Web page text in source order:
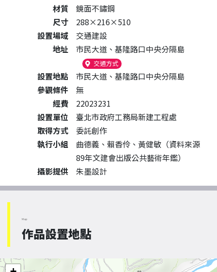
材質
鏡面不鏽鋼
尺寸
288×216×510
設置場域
交通建設
地址
市民大道、基隆路口中央分隔島
交通方式（另開新視窗）
設置地點
市民大道、基隆路口中央分隔島
參觀條件
無
經費
22023231
設置單位
臺北市政府工務局新建工程處
取得方式
委託創作
執行小組
曲德義、賴香伶、黃健敏（資料來源
89年文建會出版公共藝術年鑑）
攝影提供
朱墨設計
Map
作品設置地點